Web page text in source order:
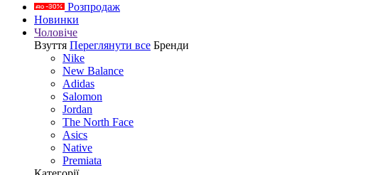
Розпродаж
Новинки
Чоловіче
Взуття Переглянути все Бренди
Nike
New Balance
Adidas
Salomon
Jordan
The North Face
Asics
Native
Premiata